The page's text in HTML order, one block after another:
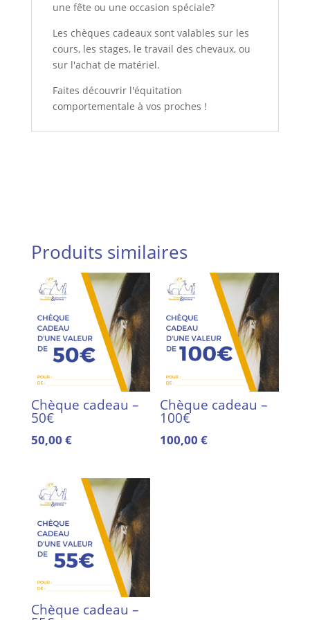
une fête ou une occasion spéciale?
Les chèques cadeaux sont valables sur les
cours, les stages, le travail des chevaux, ou
sur l'achat de matériel.
Faites découvrir l'équitation
comportementale à vos proches !
Produits similaires
Chèque cadeau –
50€
50,00 €
Chèque cadeau –
100€
100,00€
Chèque cadeau –